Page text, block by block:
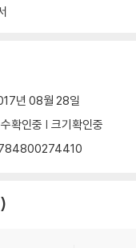
년 08월 28일
확인중 | 크기확인중